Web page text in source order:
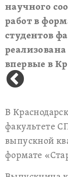
научного
работ в
студентов
впервые в
В
факультете
выпускной
формате